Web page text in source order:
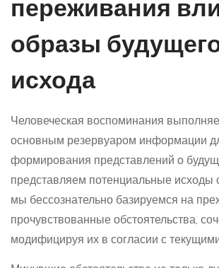
переживания
образы
исхода
Человеческая воспоминания
основным резервуаром информации
формирования представлений о
представляем потенциальные исходы
мы бессознательно базируемся на
прочувствованные обстоятельства,
модифицируя их в согласии с